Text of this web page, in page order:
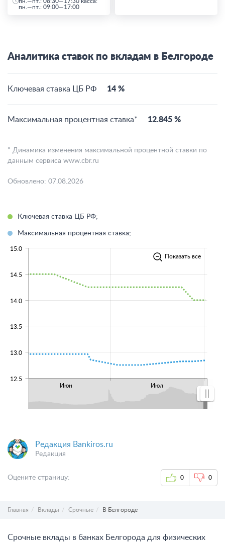
пн.—пт.: 09:00—17:00
Аналитика ставок по вкладам в Белгороде
Ключевая ставка ЦБ РФ 14 %
Максимальная процентная ставка* 12.845 %
* Динамика изменения максимальной процентной ставки по
данным сервиса www.cbr.ru
Обновлено: 07.08.2026
Ключевая ставка ЦБ РФ;
Максимальная процентная ставка;
Июн Июл
12.5
13.0
13.5
14.0
14.5
15.0
Показать все
Редакция Bankiros.ru
Редакция
Оцените страницу: 0 0
Главная Вклады Срочные В Белгороде
Срочные вклады в банках Белгорода для физических